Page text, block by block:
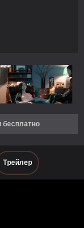
бесплатно
Трейлер